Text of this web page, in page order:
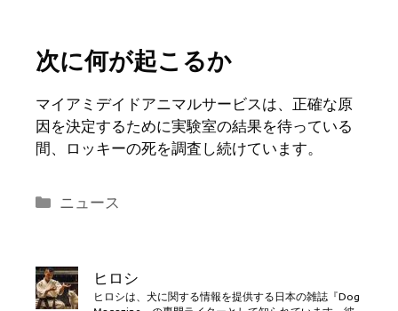
次に何が起こるか
マイアミデイドアニマルサービスは、正確な原
因を決定するために実験室の結果を待っている
間、ロッキーの死を調査し続けています。
カ
リ
ー
ニュース
ヒロシ
ヒロシは、犬に関する情報を提供する日本の雑誌『Dog